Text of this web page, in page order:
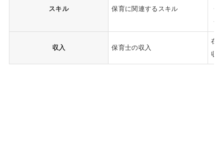
スキル 保育に関連するスキル
・
・
収入 保育士の収入
在
収